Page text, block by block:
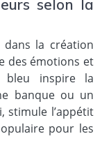
selon la
la création
des émotions et
bleu inspire la
banque ou un
stimule l’appétit
pour les